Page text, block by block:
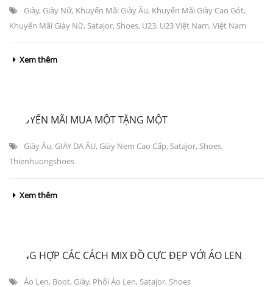
Giày, Giày Nữ, Khuyến Mãi Giày Âu, Khuyến Mãi Giày Cao Gót,
Khuyến Mãi Giày Nữ, Satajor, Shoes, U23, U23 Việt Nam, Việt Nam
Xem thêm
KHUYẾN MÃI MUA MỘT TẶNG MỘT
Giày Âu, GIÀY DA ÂU, Giày Nem Cao Cấp, Satajor, Shoes,
Thienhuongshoes
Xem thêm
TỔNG HỢP CÁC CÁCH MIX ĐỒ CỰC ĐẸP VỚI ÁO LEN
Áo Len, Boot, Giày, Phối Áo Len, Satajor, Shoes